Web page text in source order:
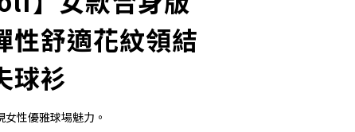
性舒適花紋領結
球衫
性優雅球場魅力。